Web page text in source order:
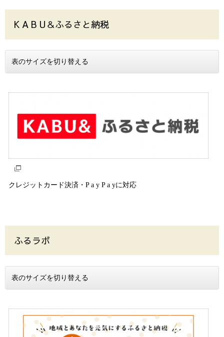
K A B U＆ふるさと納税
表のサイズを切り替える
クレジットカード決済・P a y P a yに対応
ふるラボ
表のサイズを切り替える